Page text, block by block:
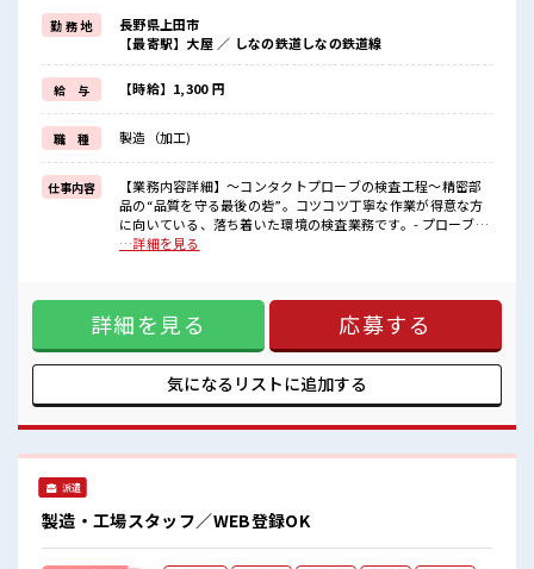
ほどよく稼げます♪
≪土日祝休のお仕事≫
家族や友人と一緒にプライベート満喫！
≪髪型自由≫
基本的に髪色自由で明るすぎたり奇抜でなければOKです！
(規定有)≪動きやすい制服アリ≫
制服があるので、
毎日の服装の悩み解消♪
≪様々なお仕事をご提案≫
一人で悩まず気軽に相談できる、
派遣のお仕事です！
■職場の雰囲気
派手過ぎなければOKだから、
モチベーションもUP！
休憩室でホッと一息リフレッシュ！
程よく残業あり！
勤 務 地
長野県上田市
【最寄駅】大屋 ／ しなの鉄道しなの鉄道線
給 与 【時給】1,300 円
職 種 製造（加工)
仕事内容
【業務内容詳細】～コンタクトプローブの検査工程～精密部
品の“品質を守る最後の砦”。コツコツ丁寧な作業が得意な方
に向いている、落ち着いた環境の検査業務です。- プローブを
治具へ整列(ピンセット使用)- ルールに沿って正確に並べ、検
ー電線、コンタクトプローブ等 ■お仕事PR ≪女性も仕事をし
やすい職場≫ もちろん男性の応募も歓迎！ ≪適度な残業でお
給料UP≫ 残業は月20時間未満で、 ほどよく稼げます♪ ≪土
日祝休のお仕事≫ 家族や友人と一緒にプライベート満喫！ ≪
髪型自由≫ 基本的に髪色自由で明るすぎたり奇抜でなければ
OKです！ (規定有)≪動きやすい制服アリ≫ 制服があるので、
まず気軽に相談できる、 派遣のお仕事です！ ■職場の雰囲気
女性も活躍しやすい雰囲気の職場です！ 髪型・髪色自由♪ 派
…詳細を見る
詳細を見る 応募する
気になるリストに追加する
派遣
製造・工場スタッフ／WEB登録OK